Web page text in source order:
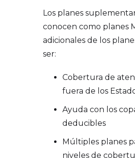
Los planes
conocen como planes
adicionales de los
ser:
Cobertura de
fuera de los
Ayuda con los
deducibles
Múltiples planes
niveles de